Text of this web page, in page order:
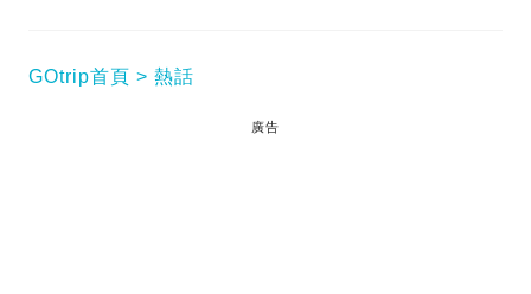
GOtrip首頁 熱話
廣告